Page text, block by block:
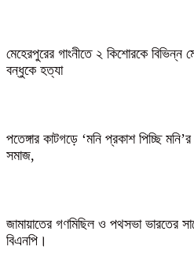
মেহেরপুরের গাংনীতে ২ কিশোরকে বিভিন্ন
বন্ধুকে হত্যা
পতেঙ্গার কাটগড়ে ‘মনি প্রকাশ পিচ্ছি
সমাজ,
জামায়াতের গণমিছিল ও পথসভা ভারতের
বিএনপি।